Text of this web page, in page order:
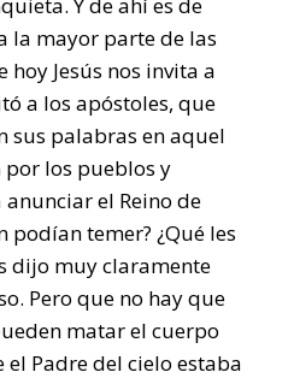
la mayor parte de las
hoy Jesús nos invita a
a los apóstoles, que
sus palabras en aquel
por los pueblos y
el Reino de
podían temer? ¿Qué les
dijo muy claramente
Pero que no hay que
matar el cuerpo
Padre del cielo estaba